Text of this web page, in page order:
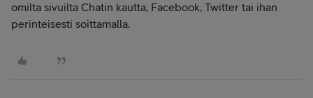
omilta sivuilta Chatin kautta, Facebook, Twitter tai ihan
perinteisesti soittamalla.